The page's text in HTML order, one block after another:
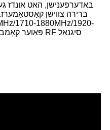
באדערפענישן, האט אונדז
ברירה צווישן